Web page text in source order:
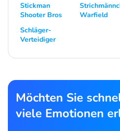
Stickman
Shooter Bros
Warfield
Schläger-
Verteidiger
Möchten Sie
viele Emotionen